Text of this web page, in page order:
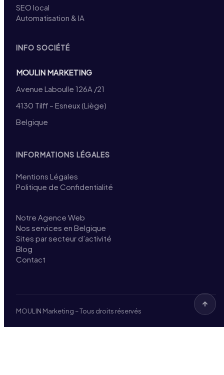
SEO local
Automatisation & IA
INFO SOCIÉTÉ
MOULIN MARKETING
Avenue Laboulle 126A /21
4130 Tilff – Esneux (Liège)
Belgique
INFORMATIONS LÉGALES
Mentions Légales
Politique de Confidentialité
Notre Agence Web
Nos services en Belgique
Sites par secteur d’activité
Blog
Contact
MOULIN Marketing – Tous droits réservés